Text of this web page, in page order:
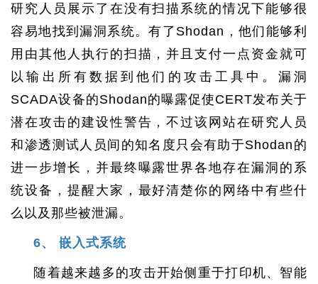
研究人员展示了在没有扫描系统的情况下能够很
容易地找到漏洞系统。有了Shodan，他们能够利
用由其他人执行的扫描，并且支付一点资金就可
以输出所有数据到他们的攻击工具中。漏洞
SCADA设备的Shodan的曝露促使CERT发布关于
潜在攻击的建设性警告，不过该网站在研究人员
和渗透测试人员间的知名度只会有助于Shodan的
进一步增长，并最终曝露世界各地存在漏洞的系
统设备，提醒大家，最好清楚你的网络中有些什
么以及那些被泄漏。
6、 嵌入式系统
随着越来越多的攻击开始侧重于打印机、智能